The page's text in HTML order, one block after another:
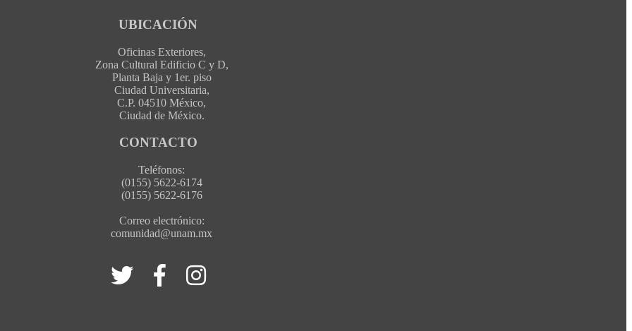
UBICACIÓN
Oficinas Exteriores,
Zona Cultural Edificio C y D,
Planta Baja y 1er. piso
Ciudad Universitaria,
C.P. 04510 México,
Ciudad de México.
CONTACTO
Teléfonos:
(0155) 5622-6174
(0155) 5622-6176
Correo electrónico:
comunidad@unam.mx